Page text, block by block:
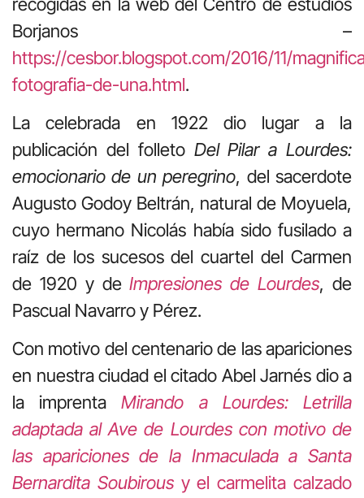
Borjanos –
https://cesbor.blogspot.com/2016/11/
fotografia-de-una.html.
La celebrada en 1922 dio lugar a la
publicación del folleto Del Pilar a Lourdes:
emocionario de un peregrino, del sacerdote
Augusto Godoy Beltrán, natural de Moyuela,
cuyo hermano Nicolás había sido fusilado a
raíz de los sucesos del cuartel del Carmen
de 1920 y deImpresiones de Lourdes, de
Pascual Navarro y Pérez.
Con motivo del centenario de las apariciones
en nuestra ciudad el citado Abel Jarnés dio a
la imprentaMirando a Lourdes: Letrilla
adaptada al Ave de Lourdes con motivo de
las apariciones de la Inmaculada a Santa
Bernardita Soubirous y el carmelita calzado